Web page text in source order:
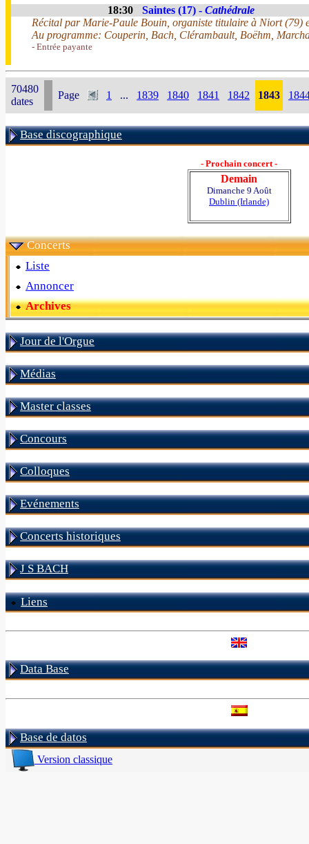
18:30 Saintes (17) - Cathédrale
Récital par Marie-Paule Bouin, organiste titulaire à Niort (79)
Au programme: Couperin, Bach, Clérambault, Boëhm,
- Entrée payante
70480
dates
Page 1 ... 1839 1840 1841 1842 1843
Base discographique
- Prochain concert -
Demain
Dimanche 9 Août
Dublin (Irlande)
Concerts
Liste
Annoncer
Archives
Jour de l'Orgue
Médias
Master classes
Concours
Colloques
Evénements
Concerts historiques
J S BACH
Liens
Data Base
Base de datos
Version classique